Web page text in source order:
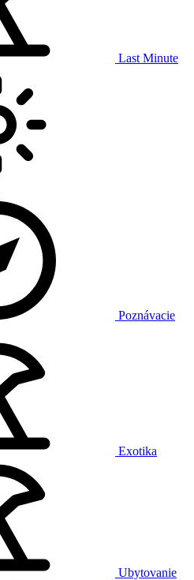
Last Minute
Poznávacie
Exotika
Ubytovanie